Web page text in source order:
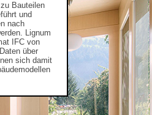
Bauteilen
und
nach
Lignum
IFC von
über
sich damit